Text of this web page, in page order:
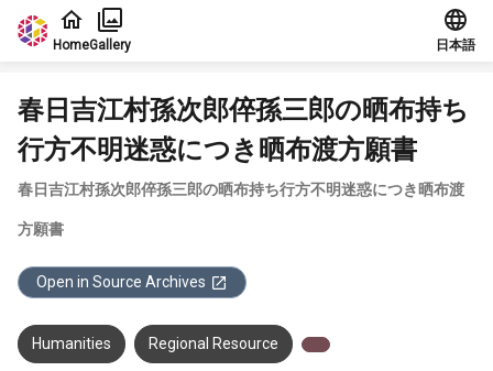
Jump to main content
HomeGallery 日本語
春日吉江村孫次郎倅孫三郎の晒布持ち
行方不明迷惑につき晒布渡方願書
春日吉江村孫次郎倅孫三郎の晒布持ち行方不明迷惑につき晒布渡
方願書
Open in Source Archives
Humanities Regional Resource